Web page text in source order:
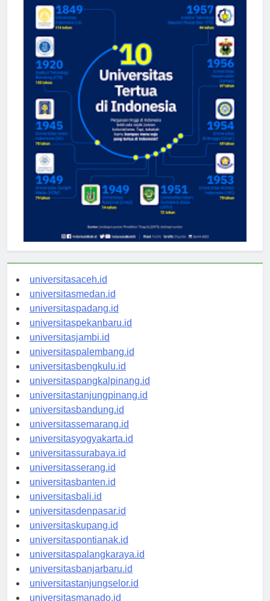
universitasaceh.id
universitasmedan.id
universitaspadang.id
universitaspekanbaru.id
universitasjambi.id
universitaspalembang.id
universitasbengkulu.id
universitaspangkalpinang.id
universitastanjungpinang.id
universitasbandung.id
universitassemarang.id
universitasyogyakarta.id
universitassurabaya.id
universitasserang.id
universitasbanten.id
universitasbali.id
universitasdenpasar.id
universitaskupang.id
universitaspontianak.id
universitaspalangkaraya.id
universitasbanjarbaru.id
universitastanjungselor.id